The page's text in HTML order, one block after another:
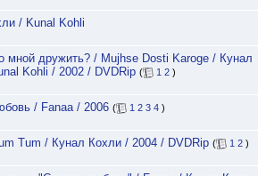
/ Kunal Kohli
мной дружить? / Mujhse Dosti Karoge / Кунал
Kohli / 2002 / DVDRip ( 1 2 )
/ Fanaa / 2006 ( 1 2 3 4 )
Tum / Кунал Кохли / 2004 / DVDRip ( 1 2 )